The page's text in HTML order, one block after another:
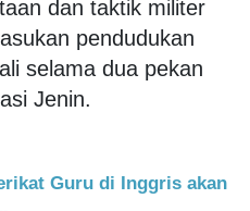
dan taktik militer
pendudukan
selama dua pekan
Jenin.
Guru di Inggris akan